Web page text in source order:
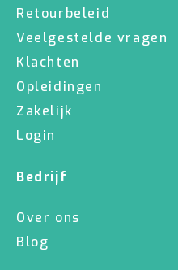
Retourbeleid
Veelgestelde vragen
Klachten
Opleidingen
Zakelijk
Login
Bedrijf
Over ons
Blog